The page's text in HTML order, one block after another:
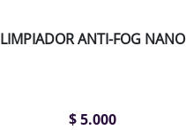
LIMPIADOR ANTI-FOG NANO
$ 5.000